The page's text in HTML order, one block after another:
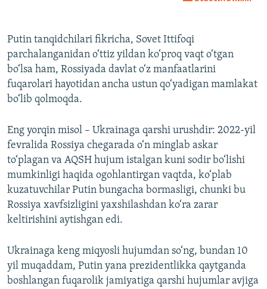
720p 1080p
720p
1080p
Putin tanqidchilari fikricha, Sovet Ittifoqi
parchalanganidan o‘ttiz yildan ko‘proq vaqt o‘tgan
bo‘lsa ham, Rossiyada davlat o‘z manfaatlarini
fuqarolari hayotidan ancha ustun qo‘yadigan mamlakat
bo‘lib qolmoqda.
Eng yorqin misol – Ukrainaga qarshi urushdir: 2022-yil
fevralida Rossiya chegarada o‘n minglab askar
to‘plagan va AQSH hujum istalgan kuni sodir bo‘lishi
mumkinligi haqida ogohlantirgan vaqtda, ko‘plab
kuzatuvchilar Putin bungacha bormasligi, chunki bu
Rossiya xavfsizligini yaxshilashdan ko‘ra zarar
keltirishini aytishgan edi.
Ukrainaga keng miqyosli hujumdan so‘ng, bundan 10
yil muqaddam, Putin yana prezidentlikka qaytganda
boshlangan fuqarolik jamiyatiga qarshi hujumlar avjiga